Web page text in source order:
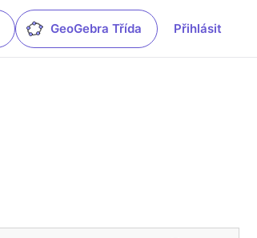
GeoGebra Třída Přihlásit